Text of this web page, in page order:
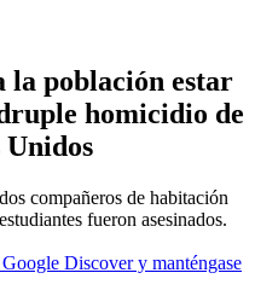
la población estar
homicidio de
Unidos
compañeros de habitación
fueron asesinados.
Discover y manténgase